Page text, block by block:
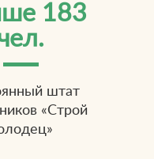
183
штат
«Строй